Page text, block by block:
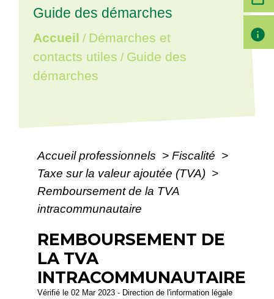
Guide des démarches
Accueil / Démarches et
contacts utiles / Guide des
démarches
Accueil professionnels > Fiscalité >
Taxe sur la valeur ajoutée (TVA) >
Remboursement de la TVA
intracommunautaire
REMBOURSEMENT DE
LA TVA
INTRACOMMUNAUTAIRE
Vérifié le 02 Mar 2023 - Direction de l'information légale
info